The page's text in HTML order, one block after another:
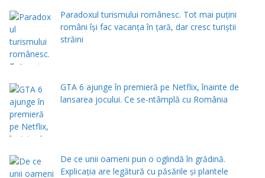
Paradoxul turismului românesc. Tot mai puțini
români își fac vacanța în țară, dar cresc turiștii
străini
GTA 6 ajunge în premieră pe Netflix, înainte de
lansarea jocului. Ce se-ntâmplă cu România
De ce unii oameni pun o oglindă în grădină.
Explicația are legătură cu păsările și plantele